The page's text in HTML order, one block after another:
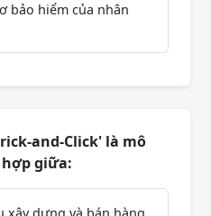
bảo hiểm của nhân
and-Click' là mô
giữa: